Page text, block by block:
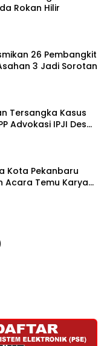
Rokan Hilir
26 Pembangkit
3 Jadi Sorotan
Tersangka Kasus
Advokasi IPJI Desak
Kota Pekanbaru
Acara Temu Karya